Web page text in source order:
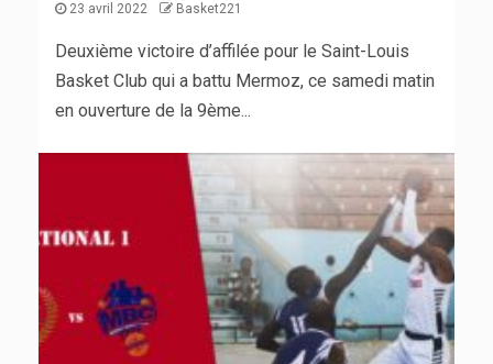
23 avril 2022 Basket221
Deuxième victoire d’affilée pour le Saint-Louis
Basket Club qui a battu Mermoz, ce samedi matin
en ouverture de la 9ème...